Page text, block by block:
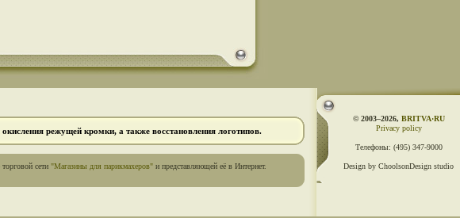
режущей кромки, а также восстановления логотипов.
сети "Магазины для парикмахеров" и представляющей её в Интернет.
© 2003–2026, BRITVA·RU
Privacy policy
Телефоны: (495) 347-9000
Design by ChoolsonDesign studio